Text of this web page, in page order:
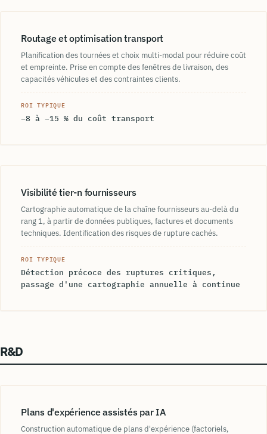
Routage et optimisation transport
Planification des tournées et choix multi-modal pour réduire coût
et empreinte. Prise en compte des fenêtres de livraison, des
capacités véhicules et des contraintes clients.
ROI TYPIQUE
−8 à −15 % du coût transport
Visibilité tier-n fournisseurs
Cartographie automatique de la chaîne fournisseurs au-delà du
rang 1, à partir de données publiques, factures et documents
techniques. Identification des risques de rupture cachés.
ROI TYPIQUE
Détection précoce des ruptures critiques,
passage d'une cartographie annuelle à continue
R&D
Plans d'expérience assistés par IA
Construction automatique de plans d'expérience (factoriels,